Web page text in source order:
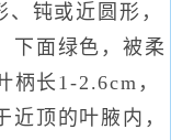
钝或近圆形，
下面绿色，被柔
柄长1-2.6cm，
近顶的叶腋内，